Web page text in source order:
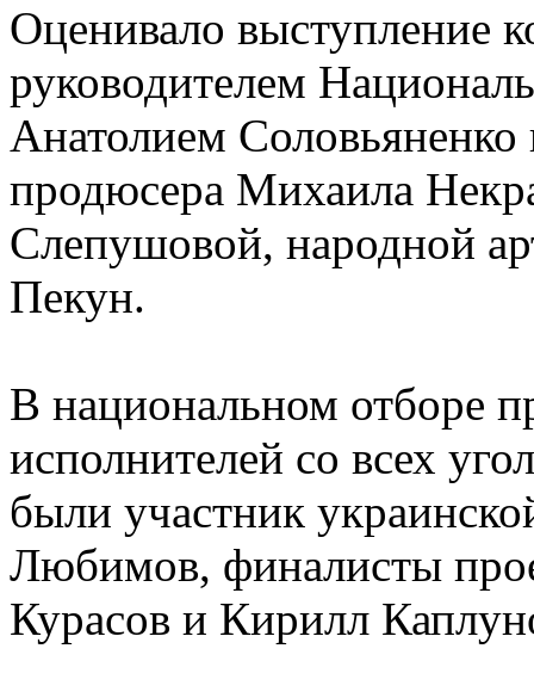
Оценивало выступление
руководителем
Анатолием Соловьяненко
продюсера Михаила
Слепушовой, народной
Пекун.
В национальном отборе
исполнителей со всех
были участник
Любимов, финалисты
Курасов и Кирилл